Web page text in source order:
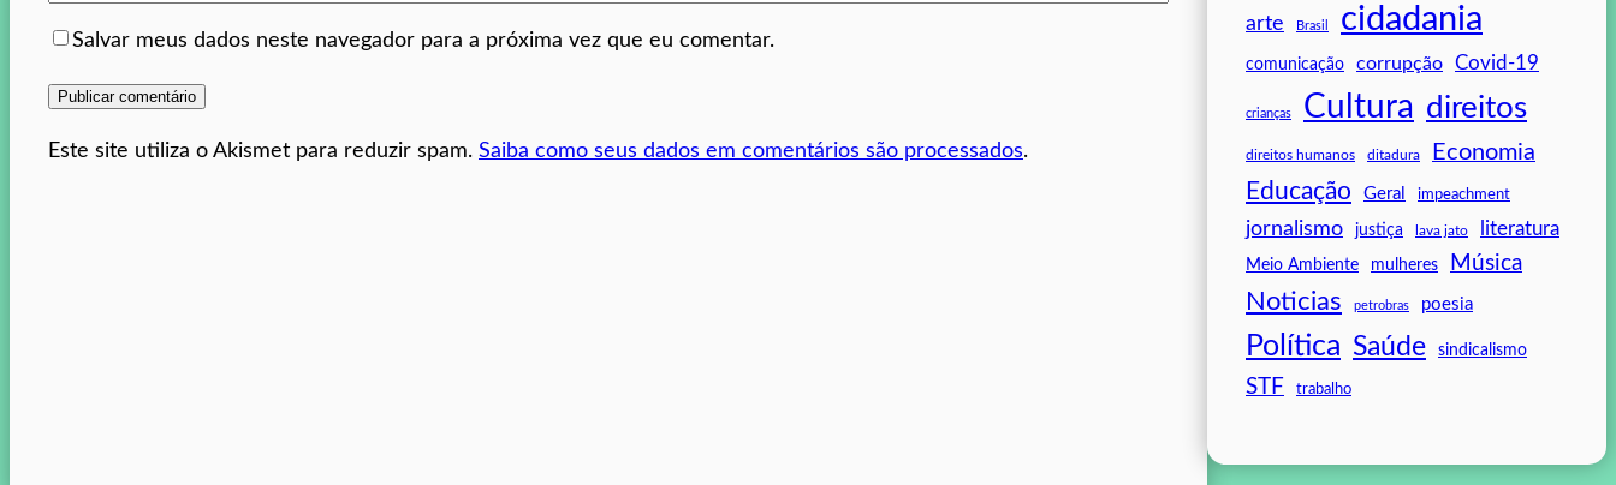
Salvar meus dados neste navegador para a próxima vez que eu comentar.
Este site utiliza o Akismet para reduzir spam. Saiba como seus dados em comentários são processados.
arte Brasil cidadania
comunicação corrupção Covid-19
crianças Cultura direitos
direitos humanos ditadura Economia
Educação Geral impeachment
jornalismo justiça lava jato literatura
Meio Ambiente mulheres Música
Noticias petrobras poesia
Política Saúde sindicalismo
STF trabalho